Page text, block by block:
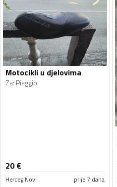
Motocikli u djelovima
Za: Piaggio
20€
Herceg Novi prije 7 dana